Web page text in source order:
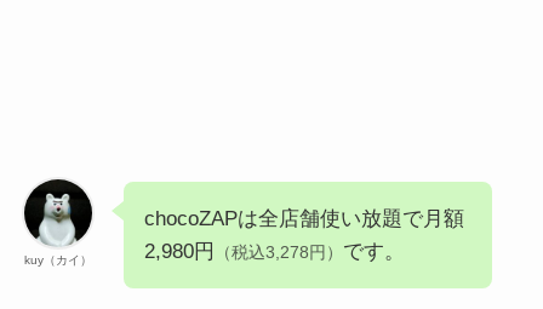
kuy（カイ）
chocoZAPは全店舗使い放題で月額
2,980円
（税込3,278円） です。